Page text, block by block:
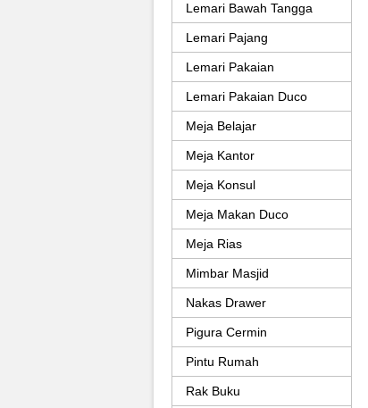
Lemari Bawah Tangga
Lemari Pajang
Lemari Pakaian
Lemari Pakaian Duco
Meja Belajar
Meja Kantor
Meja Konsul
Meja Makan Duco
Meja Rias
Mimbar Masjid
Nakas Drawer
Pigura Cermin
Pintu Rumah
Rak Buku